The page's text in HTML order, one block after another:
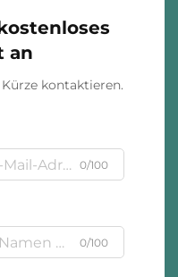
an
kontaktieren.
0/100
0/100